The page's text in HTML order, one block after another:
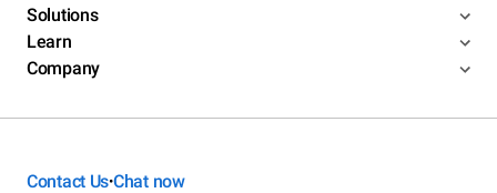
Solutions
Learn
Company
Contact Us•Chat now